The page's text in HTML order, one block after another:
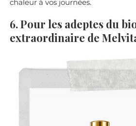
chaleur à vos journées.
6. Pour les adeptes du
extraordinaire de